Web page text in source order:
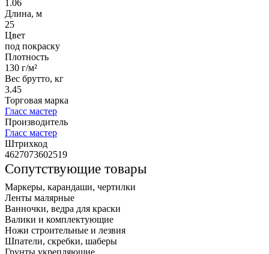
1.06
Длина, м
25
Цвет
под покраску
Плотность
130 г/м²
Вес брутто, кг
3.45
Торговая марка
Гласс мастер
Производитель
Гласс мастер
Штрихкод
4627073602519
Сопутствующие товары
Маркеры, карандаши, чертилки
Ленты малярные
Ванночки, ведра для краски
Валики и комплектующие
Ножи строительные и лезвия
Шпатели, скребки, шаберы